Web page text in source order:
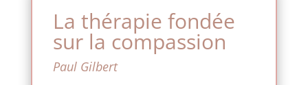
La thérapie fondée
sur la compassion
Paul Gilbert